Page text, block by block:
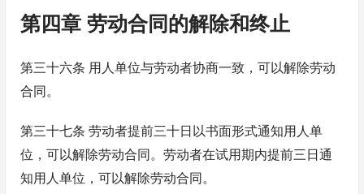
第四章 劳动合同的解除和终止
第三十六条 用人单位与劳动者协商一致，可以解除劳动
合同。
第三十七条 劳动者提前三十日以书面形式通知用人单
位，可以解除劳动合同。劳动者在试用期内提前三日通
知用人单位，可以解除劳动合同。